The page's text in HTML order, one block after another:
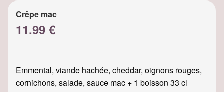
Crêpe mac
11.99 €
Emmental, viande hachée, cheddar, oignons rouges,
cornichons, salade, sauce mac + 1 boisson 33 cl